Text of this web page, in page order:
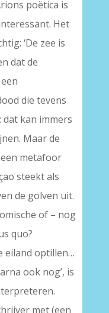
poëtica is
Het
‘De zee is
dat de
die tevens
dat kan immers
Maar de
metafoor
steekt als
de golven uit.
of – nog
quo?
eiland optillen…
ook nog’, is
met (een